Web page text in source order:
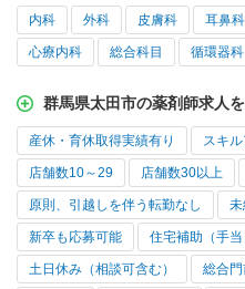
内科 外科 皮膚科 耳鼻科
心療内科 総合科目 循環器科
群馬県太田市の薬剤師求人
産休・育休取得実績有り スキ
店舗数10～29 店舗数30以上
原則、引越しを伴う転勤なし
新卒も応募可能 住宅補助（手当
土日休み（相談可含む） 総合